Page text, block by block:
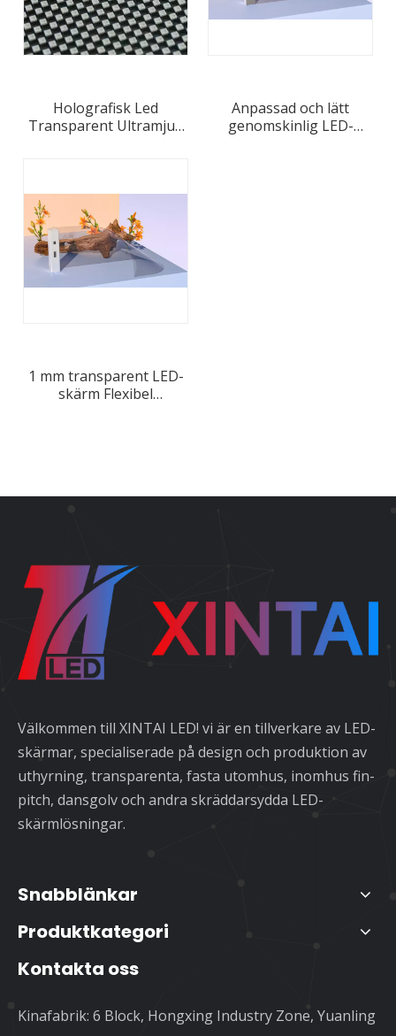
transparenshastigheter med exceptionell bildkvalitet
och flexibla installationsalternativ tillhandahåller vi
arkitektoniska designbehov.
Holografisk Led
Transparent Ultramjuk
Anpassad och lätt
genomskinlig LED-
1 mm transparent LED-
skärm Flexibel
Välkommen till XINTAI LED! vi är en tillverkare av LED-
skärmar, specialiserade på design och produktion av
uthyrning, transparenta, fasta utomhus, inomhus fin-
pitch, dansgolv och andra skräddarsydda LED-
skärmlösningar.
Snabblänkar
Produktkategori
Kontakta oss
Kinafabrik: 6 Block, Hongxing Industry Zone, Yuanling